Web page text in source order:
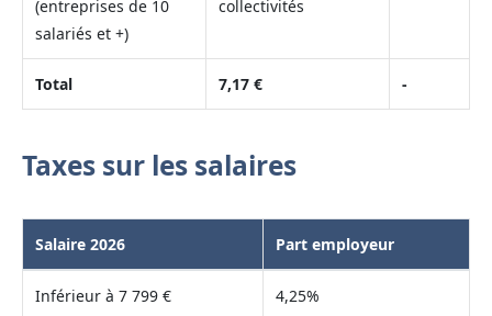
(entreprises de 10
salariés et +)
collectivités
Total 7,17 € -
Taxes sur les salaires
Salaire 2026 Part employeur
Inférieur à 7 799 € 4,25%